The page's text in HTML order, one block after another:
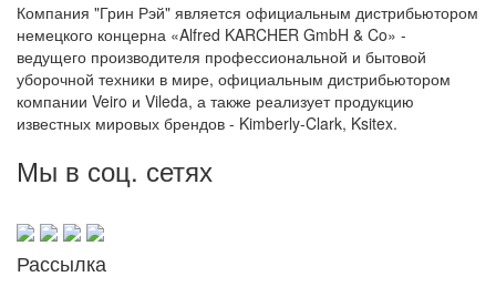
Компания "Грин Рэй" является официальным дистрибьютором
немецкого концерна «Alfred KARCHER GmbH & Co» -
ведущего производителя профессиональной и бытовой
уборочной техники в мире, официальным дистрибьютором
компании Veiro и Vileda, а также реализует продукцию
известных мировых брендов - Kimberly-Clark, Ksitex.
Мы в соц. сетях
Рассылка